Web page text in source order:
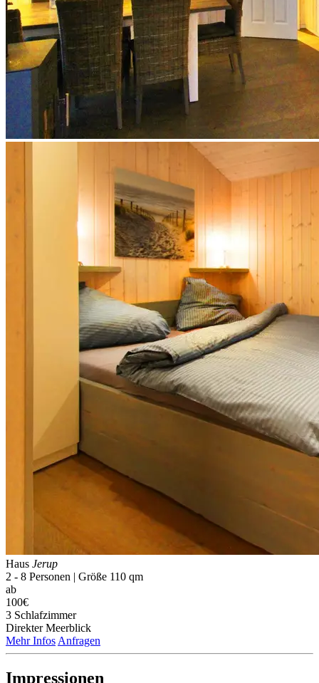
Haus Jerup
2 - 8 Personen | Größe 110 qm
ab
100€
3 Schlaf­zimmer
Direkter Meerblick
Mehr Infos Anfragen
Impressionen